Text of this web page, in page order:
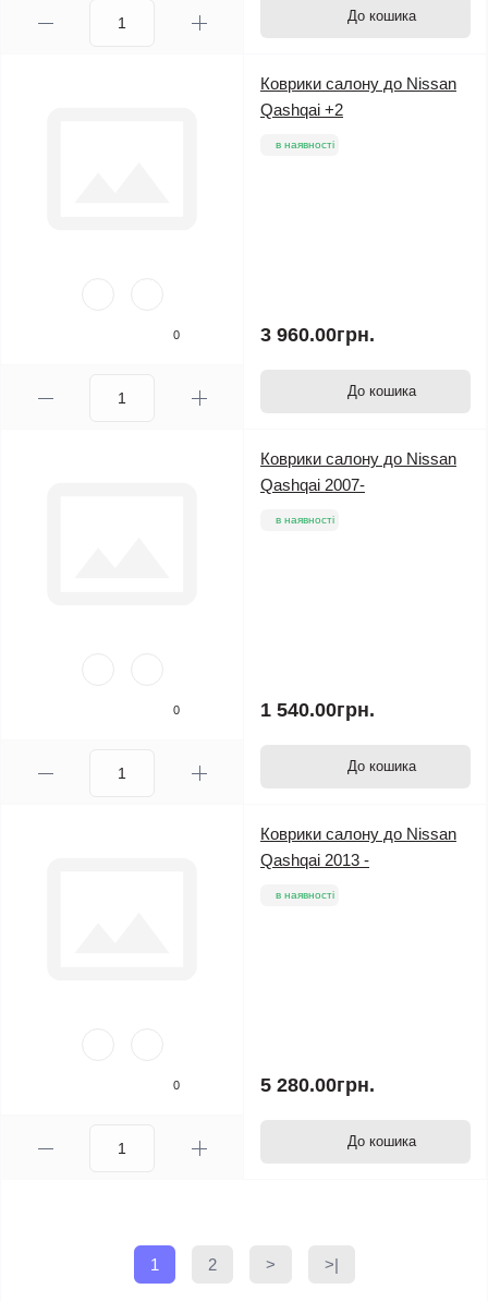
До кошика
0
Коврики салону до Nissan
Qashqai +2
в наявності
3 960.00грн.
До кошика
0
Коврики салону до Nissan
Qashqai 2007-
в наявності
1 540.00грн.
До кошика
0
Коврики салону до Nissan
Qashqai 2013 -
в наявності
5 280.00грн.
До кошика
1 2 > >|